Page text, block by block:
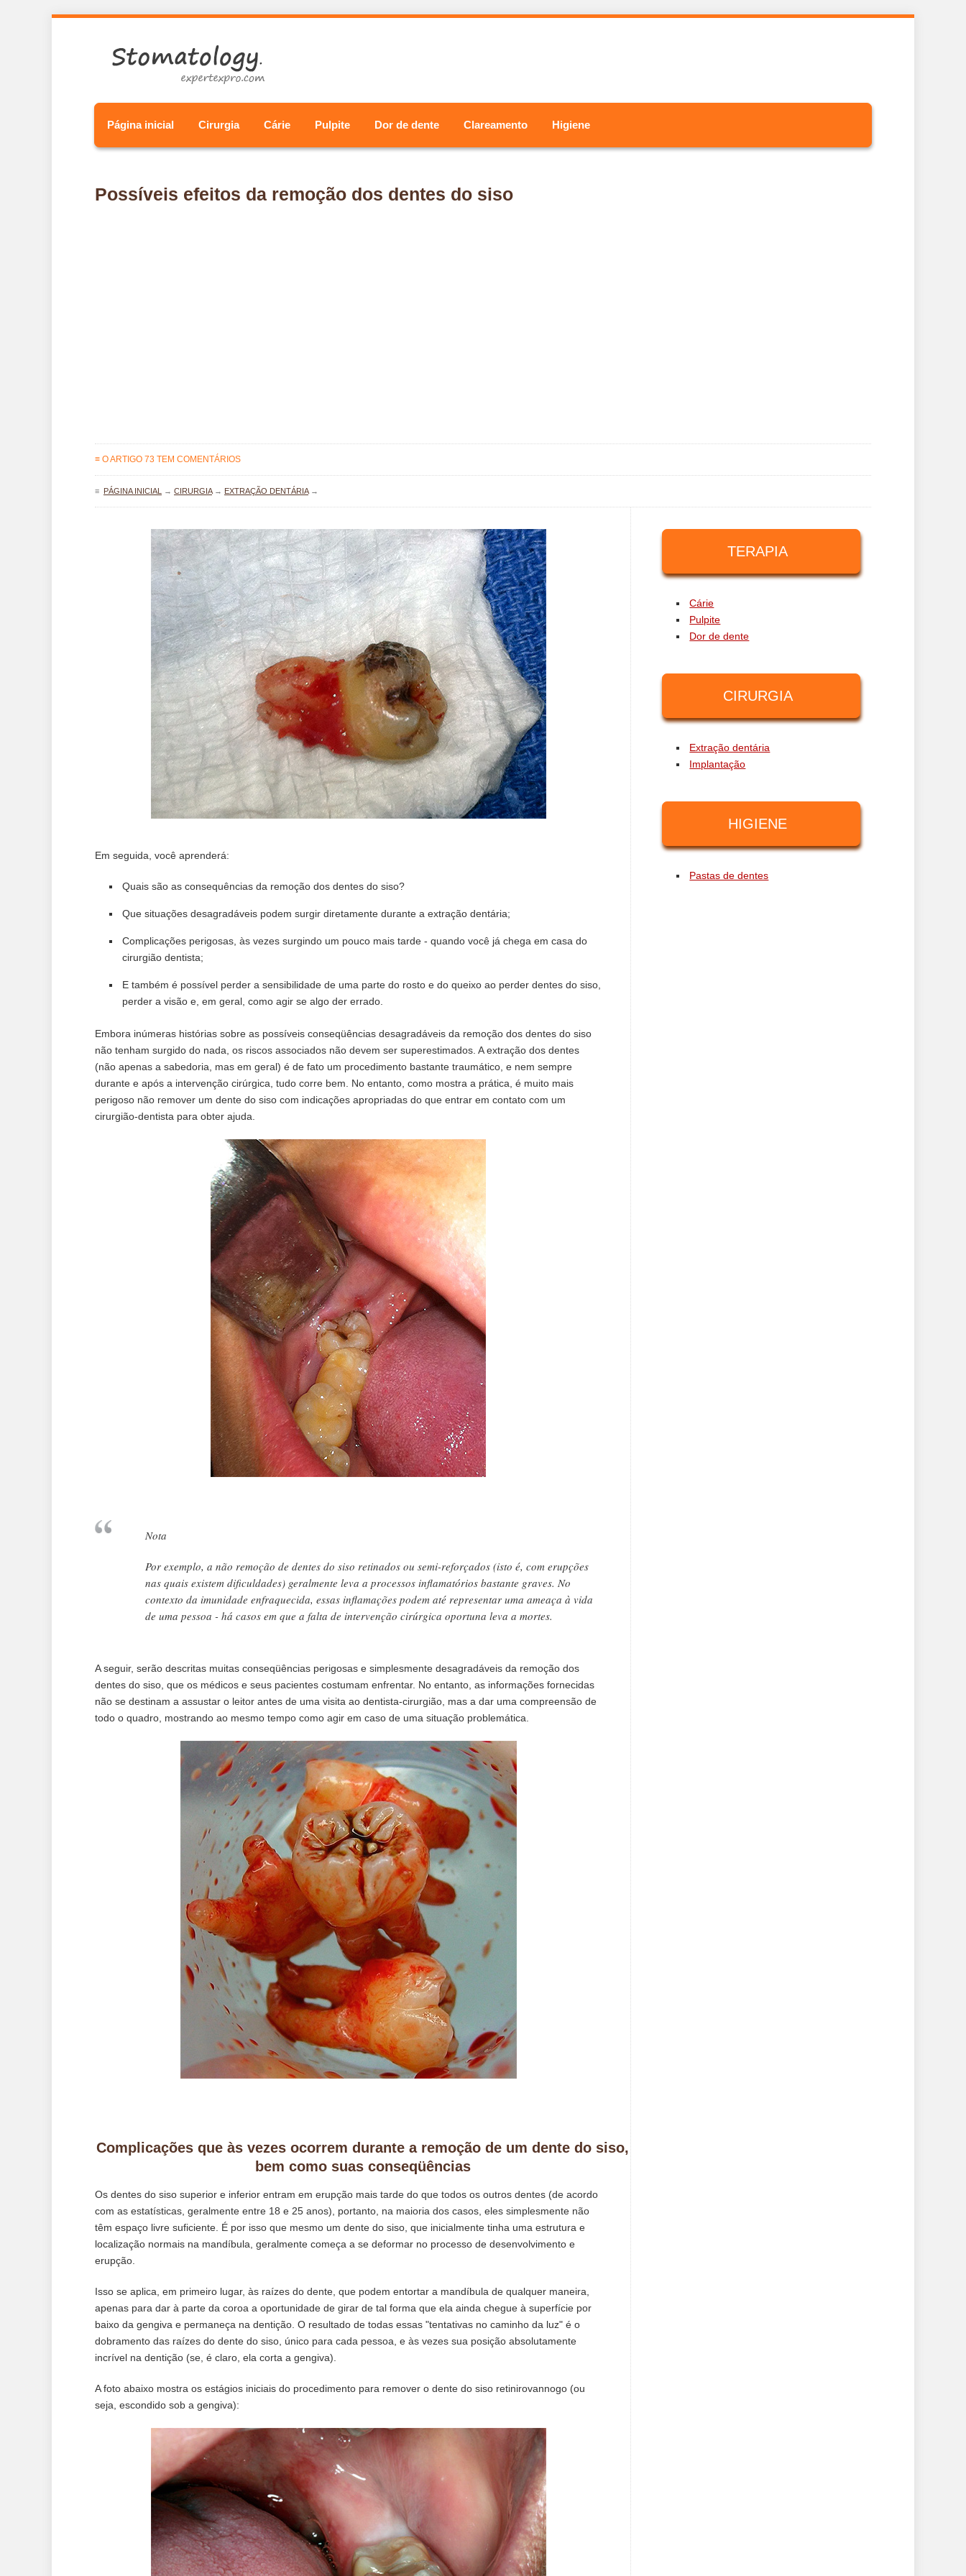
Página inicial Cirurgia Cárie Pulpite Dor de dente Clareamento Higiene
Possíveis efeitos da remoção dos dentes do siso
≡ O ARTIGO 73 TEM COMENTÁRIOS
≡ PÁGINA INICIAL → CIRURGIA→ EXTRAÇÃO DENTÁRIA→
Em seguida, você aprenderá:
Quais são as consequências da remoção dos dentes do siso?
Que situações desagradáveis ​​podem surgir diretamente durante a extração dentária;
Complicações perigosas, às vezes surgindo um pouco mais tarde - quando você já chega em casa do
cirurgião dentista;
E também é possível perder a sensibilidade de uma parte do rosto e do queixo ao perder dentes do siso,
perder a visão e, em geral, como agir se algo der errado.
Embora inúmeras histórias sobre as possíveis conseqüências desagradáveis ​​da remoção dos dentes do siso
não tenham surgido do nada, os riscos associados não devem ser superestimados. A extração dos dentes
(não apenas a sabedoria, mas em geral) é de fato um procedimento bastante traumático, e nem sempre
durante e após a intervenção cirúrgica, tudo corre bem. No entanto, como mostra a prática, é muito mais
perigoso não remover um dente do siso com indicações apropriadas do que entrar em contato com um
cirurgião-dentista para obter ajuda.
Nota
Por exemplo, a não remoção de dentes do siso retinados ou semi-reforçados (isto é, com erupções
nas quais existem dificuldades) geralmente leva a processos inflamatórios bastante graves. No
contexto da imunidade enfraquecida, essas inflamações podem até representar uma ameaça à vida
de uma pessoa - há casos em que a falta de intervenção cirúrgica oportuna leva a mortes.
A seguir, serão descritas muitas conseqüências perigosas e simplesmente desagradáveis ​​da remoção dos
dentes do siso, que os médicos e seus pacientes costumam enfrentar. No entanto, as informações fornecidas
não se destinam a assustar o leitor antes de uma visita ao dentista-cirurgião, mas a dar uma compreensão de
todo o quadro, mostrando ao mesmo tempo como agir em caso de uma situação problemática.
Complicações que às vezes ocorrem durante a remoção de um dente do siso,
bem como suas conseqüências
Os dentes do siso superior e inferior entram em erupção mais tarde do que todos os outros dentes (de acordo
com as estatísticas, geralmente entre 18 e 25 anos), portanto, na maioria dos casos, eles simplesmente não
têm espaço livre suficiente. É por isso que mesmo um dente do siso, que inicialmente tinha uma estrutura e
localização normais na mandíbula, geralmente começa a se deformar no processo de desenvolvimento e
erupção.
Isso se aplica, em primeiro lugar, às raízes do dente, que podem entortar a mandíbula de qualquer maneira,
apenas para dar à parte da coroa a oportunidade de girar de tal forma que ela ainda chegue à superfície por
baixo da gengiva e permaneça na dentição. O resultado de todas essas "tentativas no caminho da luz" é o
dobramento das raízes do dente do siso, único para cada pessoa, e às vezes sua posição absolutamente
incrível na dentição (se, é claro, ela corta a gengiva).
A foto abaixo mostra os estágios iniciais do procedimento para remover o dente do siso retinirovannogo (ou
seja, escondido sob a gengiva):
TERAPIA
Cárie
Pulpite
Dor de dente
CIRURGIA
Extração dentária
Implantação
HIGIENE
Pastas de dentes